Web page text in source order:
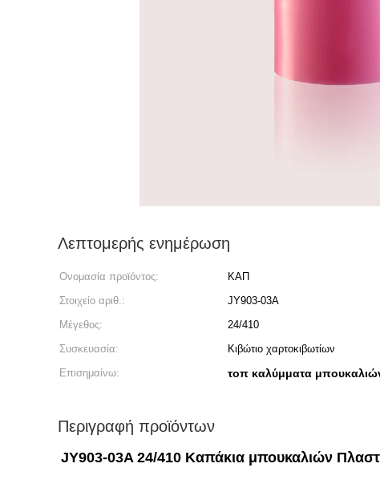
Λεπτομερής ενημέρωση
Ονομασία προϊόντος: ΚΑΠ
Στοιχείο αριθ.:
JY903-03A
Μέγεθος:
24/410
Συσκευασία:
Κιβώτιο χαρτοκιβωτίων
Επισημαίνω:
τοπ καλύμματα
Περιγραφή προϊόντων
JY903-03A 24/410 Καπάκια μπουκαλιών